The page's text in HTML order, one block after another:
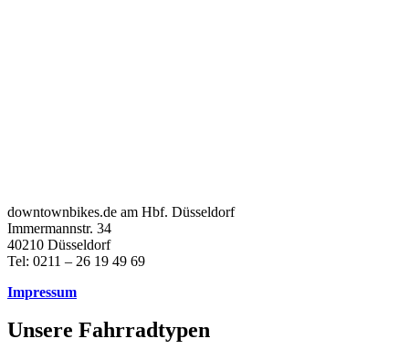
downtownbikes.de am Hbf. Düsseldorf
Immermannstr. 34
40210 Düsseldorf
Tel: 0211 – 26 19 49 69
Impressum
Unsere Fahrradtypen